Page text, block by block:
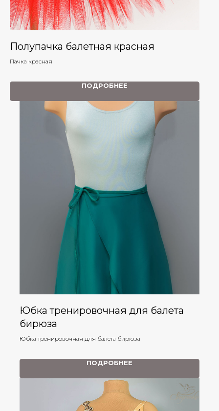
Полупачка балетная красная
Пачка красная
ПОДРОБНЕЕ
Юбка тренировочная для балета
бирюза
Юбка тренировочная для балета бирюза
ПОДРОБНЕЕ